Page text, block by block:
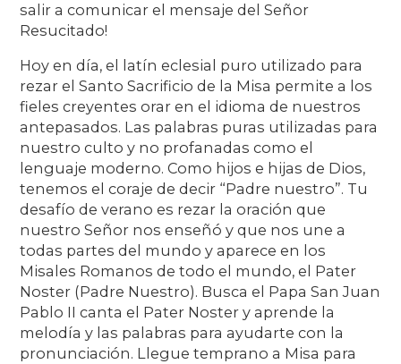
salir a comunicar el mensaje del Señor
Resucitado!
Hoy en día, el latín eclesial puro utilizado para
rezar el Santo Sacrificio de la Misa permite a los
fieles creyentes orar en el idioma de nuestros
antepasados. Las palabras puras utilizadas para
nuestro culto y no profanadas como el
lenguaje moderno. Como hijos e hijas de Dios,
tenemos el coraje de decir “Padre nuestro”. Tu
desafío de verano es rezar la oración que
nuestro Señor nos enseñó y que nos une a
todas partes del mundo y aparece en los
Misales Romanos de todo el mundo, el Pater
Noster (Padre Nuestro). Busca el Papa San Juan
Pablo II canta el Pater Noster y aprende la
melodía y las palabras para ayudarte con la
pronunciación. Llegue temprano a Misa para